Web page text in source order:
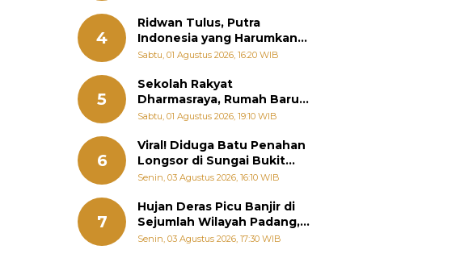
4
Ridwan Tulus, Putra
Indonesia yang Harumkan
Nama Bangsa hingga
Jepang
Sabtu, 01 Agustus 2026, 16:20 WIB
5
Sekolah Rakyat
Dharmasraya, Rumah Baru
268 Anak Menggapai Mimpi
Kemiskinan
Sabtu, 01 Agustus 2026, 19:10 WIB
6
Viral! Diduga Batu Penahan
Longsor di Sungai Bukit
Nago Padang Diambil, Warga
Senin, 03 Agustus 2026, 16:10 WIB
7
Hujan Deras Picu Banjir di
Sejumlah Wilayah Padang,
Fadly Amran Perintahkan
Senin, 03 Agustus 2026, 17:30 WIB